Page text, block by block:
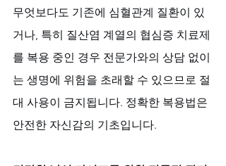
무엇보다도 기존에 심혈관계 질환이 있
거나, 특히 질산염 계열의 협심증 치료제
를 복용 중인 경우 전문가와의 상담 없이
는 생명에 위험을 초래할 수 있으므로 절
대 사용이 금지됩니다. 정확한 복용법은
안전한 자신감의 기초입니다.